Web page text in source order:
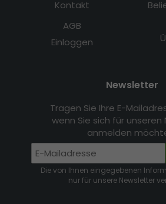
Kontakt
AGB
Einloggen
Newsletter
Tragen Sie Ihre E-
wenn Sie sich für
anmelden
Die von Ihnen eingegebenen
nur für unsere Newsletter